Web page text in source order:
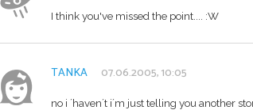
I think you've missed the point.... :W
TANKA 07.06.2005, 10:05
no i ´haven´t i´m just telling you another